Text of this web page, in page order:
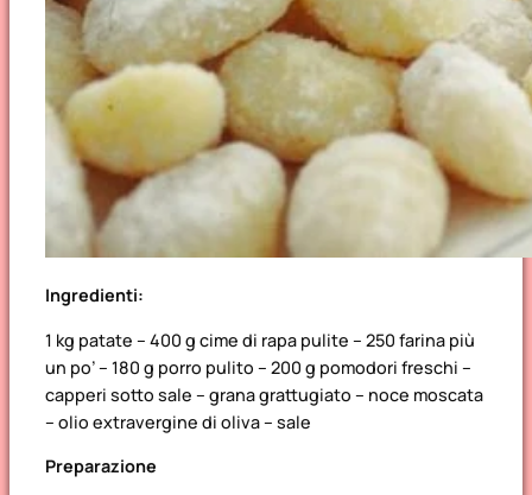
Ingredienti:
1 kg patate – 400 g cime di rapa pulite – 250 farina più
un po’ – 180 g porro pulito – 200 g pomodori freschi –
capperi sotto sale – grana grattugiato – noce moscata
– olio extravergine di oliva – sale
Preparazione